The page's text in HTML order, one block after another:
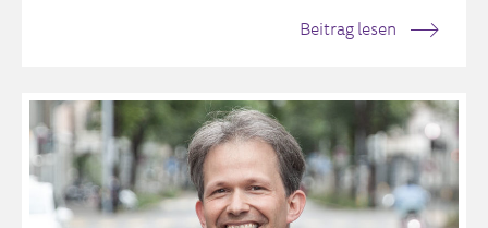
Beitrag lesen